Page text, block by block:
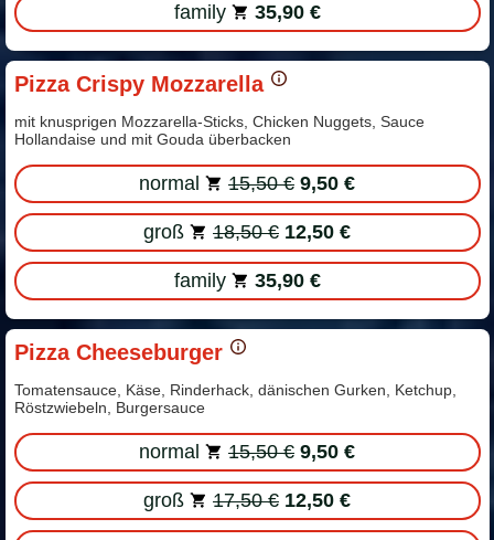
family 35,90 €
Pizza Crispy Mozzarella
mit knusprigen Mozzarella-Sticks, Chicken Nuggets, Sauce
Hollandaise und mit Gouda überbacken
normal 15,50 € 9,50 €
groß 18,50 € 12,50 €
family 35,90 €
Pizza Cheeseburger
Tomatensauce, Käse, Rinderhack, dänischen Gurken, Ketchup,
Röstzwiebeln, Burgersauce
normal 15,50 € 9,50 €
groß 17,50 € 12,50 €